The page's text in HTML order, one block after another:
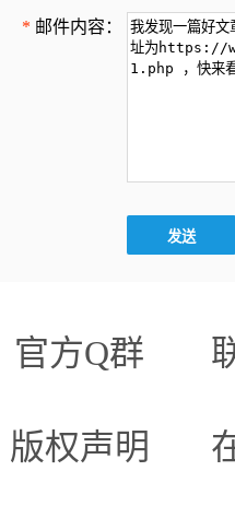
* 邮件内容：
官方Q群
版权声明